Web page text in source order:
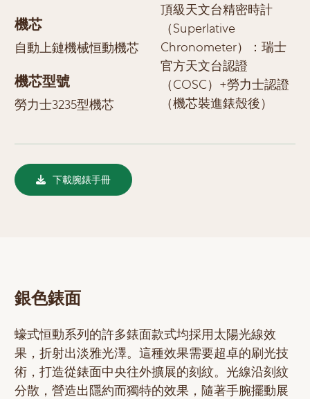
機芯
自動上鏈機械恒動機芯
機芯型號
勞力士3235型機芯
頂級天文台精密時計
（Superlative
Chronometer）：瑞士
官方天文台認證
（COSC）+勞力士認證
（機芯裝進錶殼後）
下載腕錶手冊
銀色錶面
蠔式恒動系列的許多錶面款式均採用太陽光線效
果，折射出淡雅光澤。這種效果需要超卓的刷光技
術，打造從錶面中央往外擴展的刻紋。光線沿刻紋
分散，營造出隱約而獨特的效果，隨著手腕擺動展